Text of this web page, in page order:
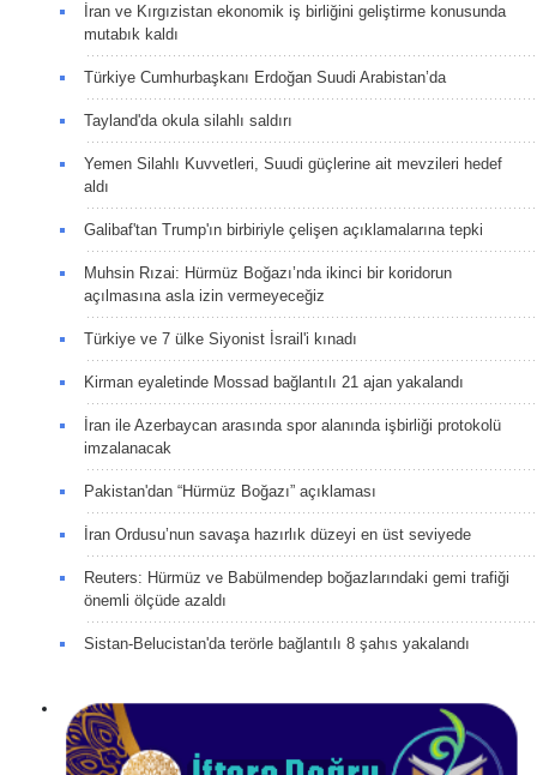
İran ve Kırgızistan ekonomik iş birliğini geliştirme konusunda
mutabık kaldı
Türkiye Cumhurbaşkanı Erdoğan Suudi Arabistan’da
Tayland'da okula silahlı saldırı
Yemen Silahlı Kuvvetleri, Suudi güçlerine ait mevzileri hedef
aldı
Galibaf'tan Trump'ın birbiriyle çelişen açıklamalarına tepki
Muhsin Rızai: Hürmüz Boğazı’nda ikinci bir koridorun
açılmasına asla izin vermeyeceğiz
Türkiye ve 7 ülke Siyonist İsrail'i kınadı
Kirman eyaletinde Mossad bağlantılı 21 ajan yakalandı
İran ile Azerbaycan arasında spor alanında işbirliği protokolü
imzalanacak
Pakistan'dan “Hürmüz Boğazı” açıklaması
İran Ordusu’nun savaşa hazırlık düzeyi en üst seviyede
Reuters: Hürmüz ve Babülmendep boğazlarındaki gemi trafiği
önemli ölçüde azaldı
Sistan-Belucistan'da terörle bağlantılı 8 şahıs yakalandı